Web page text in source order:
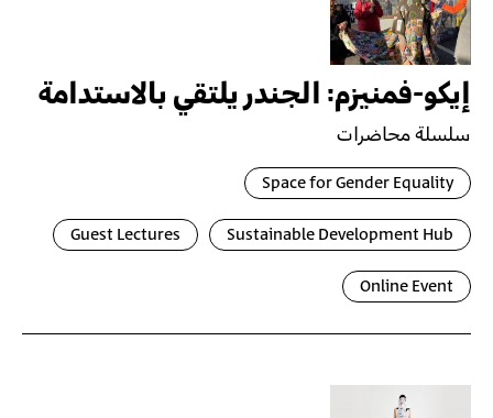
إيكو-فمنيزم: الجندر يلتقي بالاستدامة
سلسلة محاضرات
Space for Gender Equality
Sustainable Development Hub
Guest Lectures
Online Event